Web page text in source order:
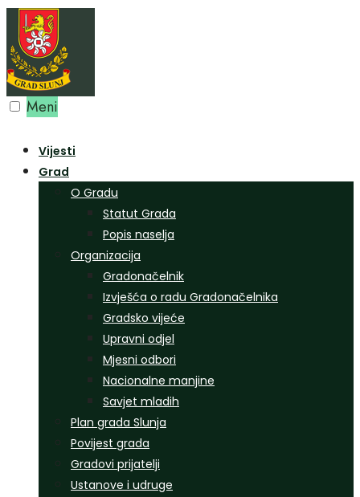
Preskoči
na
sadržaj
Meni
Vijesti
Grad
O Gradu
Statut Grada
Popis naselja
Organizacija
Gradonačelnik
Izvješća o radu Gradonačelnika
Gradsko vijeće
Upravni odjel
Mjesni odbori
Nacionalne manjine
Savjet mladih
Plan grada Slunja
Povijest grada
Gradovi prijatelji
Ustanove i udruge